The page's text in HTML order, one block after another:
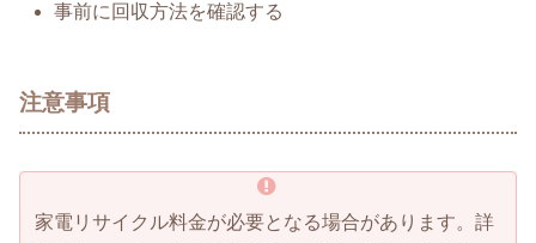
事前に回収方法を確認する
注意事項
家電リサイクル料金が必要となる場合があります。詳